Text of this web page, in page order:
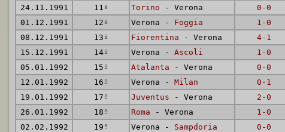
24.11.1991
11 ª Torino - Verona 0-0
01.12.1991
12 ª Verona - Foggia 1-0
08.12.1991
13 ª Fiorentina - Verona 4-1
15.12.1991
14ª Verona - Ascoli 1-0
05.01.1992
15 ª Atalanta - Verona 0-0
12.01.1992
16 ª Verona - Milan 0-1
19.01.1992
17 ª Juventus - Verona 2-0
26.01.1992
18 ª Roma - Verona 1-0
02.02.1992
19 ª Verona - Sampdoria 0-0